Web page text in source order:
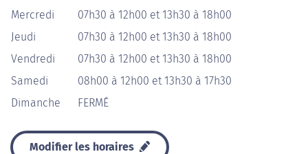
Mercredi
07h30 à 12h00 et 13h30 à 18h00
Jeudi
07h30 à 12h00 et 13h30 à 18h00
Vendredi
07h30 à 12h00 et 13h30 à 18h00
Samedi
08h00 à 12h00 et 13h30 à 17h30
Dimanche
FERMÉ
Modifier les horaires